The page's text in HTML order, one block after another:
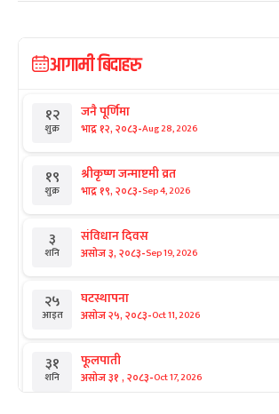
आगामी बिदाहरु
१२
शुक्र
जनै पूर्णिमा
भाद्र १२, २०८३-Aug 28, 2026
१९
शुक्र
श्रीकृष्ण जन्माष्टमी व्रत
भाद्र १९, २०८३-Sep 4, 2026
३
शनि
संविधान दिवस
असोज ३, २०८३-Sep 19, 2026
२५
आइत
घटस्थापना
असोज २५, २०८३-Oct 11, 2026
३१
शनि
फूलपाती
असोज ३१ , २०८३-Oct 17, 2026